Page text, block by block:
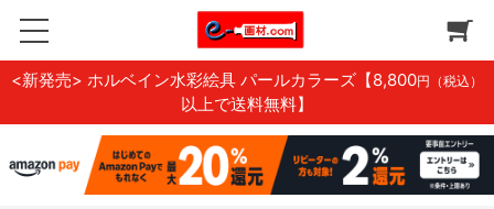
<新発売> ホルベイン水彩絵具 パールカラーズ 【8,800円（税込）
以上で送料無料】